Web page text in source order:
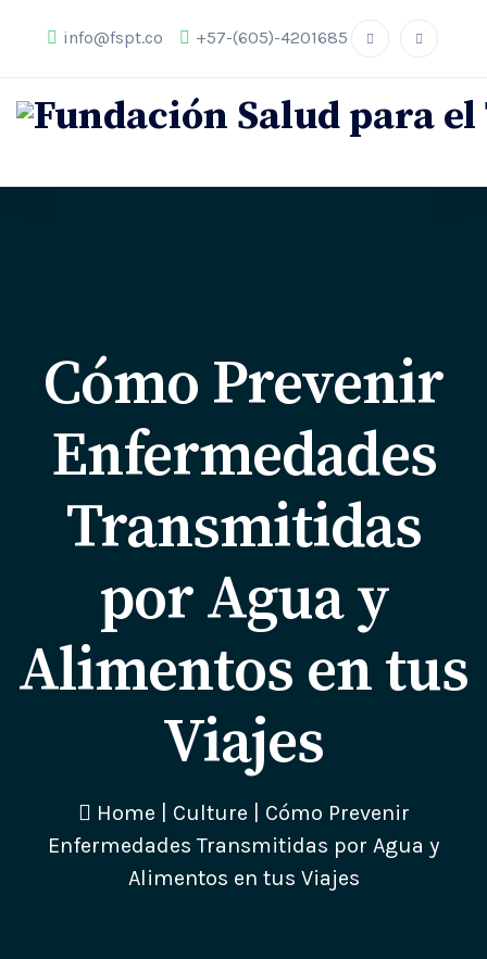
info@fspt.co +57-(605)-4201685
Cómo Prevenir
Enfermedades
Transmitidas
por Agua y
Alimentos en tus
Viajes
Home Culture
Cómo Prevenir
Enfermedades Transmitidas por Agua y
Alimentos en tus Viajes